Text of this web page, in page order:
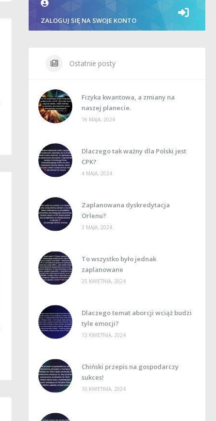
ZALOGUJ SIĘ NA SWOJE KONTO
Ostatnie posty
Fizyka kwantowa, a zmiany na
naszej planecie.
16 MAJA, 2024
Dlaczego tak ważny dla Polski jest
CPK?
4 MAJA, 2024
Zaplanowana dyskredytacja
Orlenu?
3 MAJA, 2024
To wszystko było jednak
zaplanowane
25 KWIETNIA, 2024
Dlaczego temat aborcji wciąż budzi
tyle emocji?
13 KWIETNIA, 2024
Chiński przepis na gospodarczy
sukces!
10 KWIETNIA, 2024